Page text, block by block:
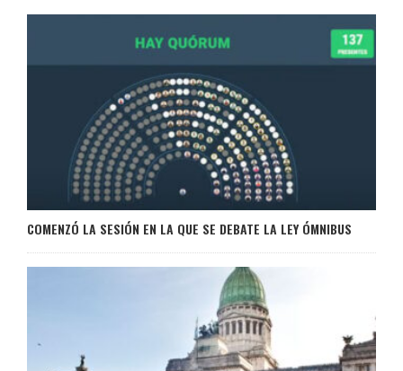
COMENZÓ LA SESIÓN EN LA QUE SE DEBATE LA LEY ÓMNIBUS